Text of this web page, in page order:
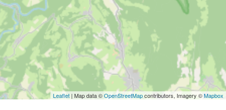
Leaflet | Map data ©OpenStreetMapcontributors, Imagery ©Mapbox